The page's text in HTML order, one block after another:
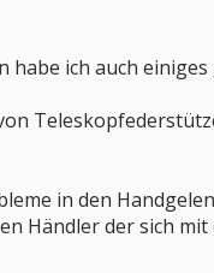
habe ich auch
in den
Händler der sich mit